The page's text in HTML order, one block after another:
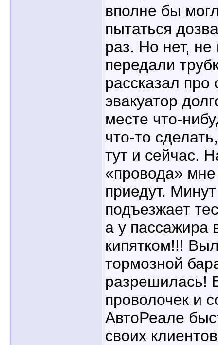
вполне бы
пытаться
раз. Но нет,
передали
рассказал
эвакуатор
месте что-
что-то
тут и сейчас.
«провода» мне
приедут.
подъезжает
а у пассажира
кипятком!!!
тормозной
разрешилась!
проволочек и
АвтоРеале
своих